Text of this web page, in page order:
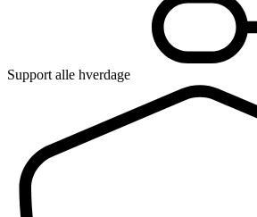
Support alle hverdage